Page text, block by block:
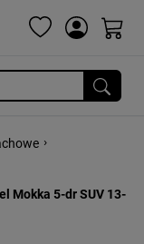
›
Mokka 5-dr SUV 13-